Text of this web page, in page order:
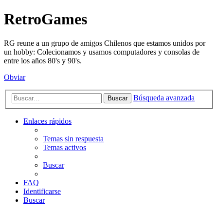
RetroGames
RG reune a un grupo de amigos Chilenos que estamos unidos por
un hobby: Colecionamos y usamos computadores y consolas de
entre los años 80's y 90's.
Obviar
Buscar Búsqueda avanzada
Enlaces rápidos
Temas sin respuesta
Temas activos
Buscar
FAQ
Identificarse
Buscar